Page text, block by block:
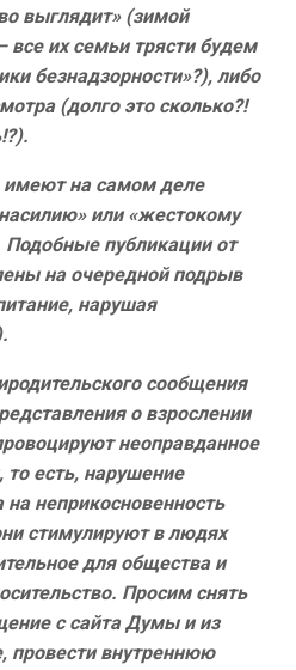
выглядит» (зимой
все их семьи трясти будем
безнадзорности»?), либо
(долго это сколько?!
на самом деле
или «жестокому
публикации от
на очередной подрыв
нарушая
сообщения
о взрослении
неоправданное
есть, нарушение
на неприкосновенность
стимулируют в людях
для общества и
Просим снять
с сайта Думы и из
провести внутреннюю